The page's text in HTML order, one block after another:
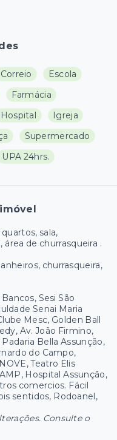
Correio
Escola
Farmácia
Hospital
Igreja
Supermercado
UPA 24hrs.
sala,
área de churrasqueira .
churrasqueira,
Sesi São
Senai Maria
Mesc, Golden Ball
Av. João Firmino,
Bella Assunção,
do Campo,
Teatro Elis
Hospital Assunção,
comercios. Fácil
sentidos, Rodoanel,
Consulte o